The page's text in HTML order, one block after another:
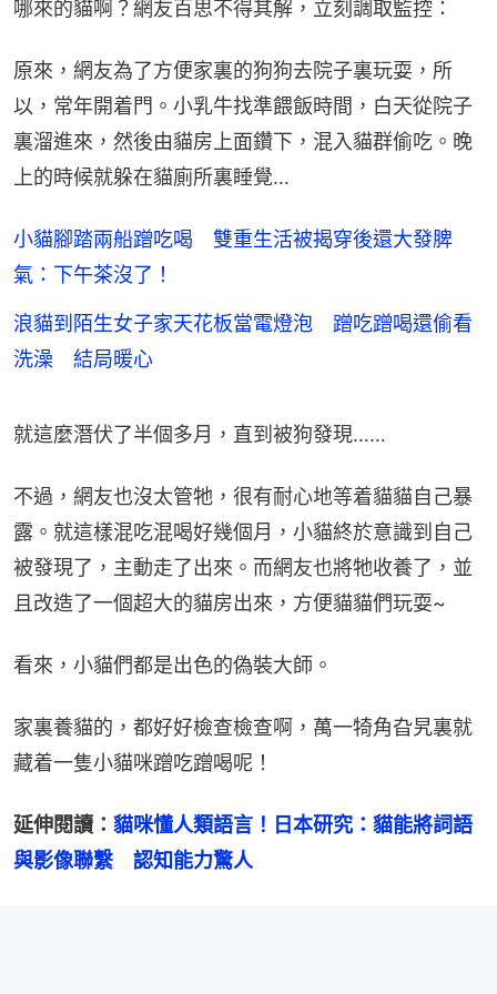
哪來的貓啊？網友百思不得其解，立刻調取監控：
原來，網友為了方便家裏的狗狗去院子裏玩耍，所
以，常年開着門。小乳牛找準餵飯時間，白天從院子
裏溜進來，然後由貓房上面鑽下，混入貓群偷吃。晚
上的時候就躲在貓廁所裏睡覺…
小貓腳踏兩船蹭吃喝 雙重生活被揭穿後還大發脾
氣：下午茶沒了！
浪貓到陌生女子家天花板當電燈泡 蹭吃蹭喝還偷看
洗澡 結局暖心
就這麼潛伏了半個多月，直到被狗發現……
不過，網友也沒太管牠，很有耐心地等着貓貓自己暴
露。就這樣混吃混喝好幾個月，小貓終於意識到自己
被發現了，主動走了出來。而網友也將牠收養了，並
且改造了一個超大的貓房出來，方便貓貓們玩耍~
看來，小貓們都是出色的偽裝大師。
家裏養貓的，都好好檢查檢查啊，萬一犄角旮旯裏就
藏着一隻小貓咪蹭吃蹭喝呢！
延伸閱讀： 貓咪懂人類語言！日本研究：貓能將詞語
與影像聯繫　認知能力驚人